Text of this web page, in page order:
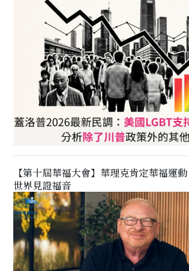
【第十屆華福大會】華理克肯定華福運
世界見證福音